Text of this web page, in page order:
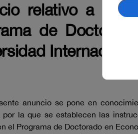
relativo a la
de
anuncio se pone en
por la que se establecen las
el Programa de Doctorado en